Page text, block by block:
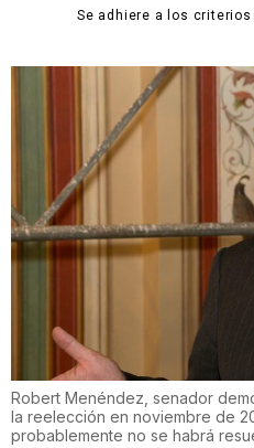
Se adhiere a los criterios
Robert Menéndez, senador
la reelección en noviembre de
probablemente no se habrá